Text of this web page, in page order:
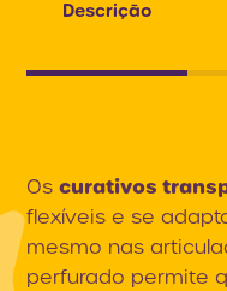
Descrição
Oscurativos
flexíveis e se
mesmo nas
perfurado permite